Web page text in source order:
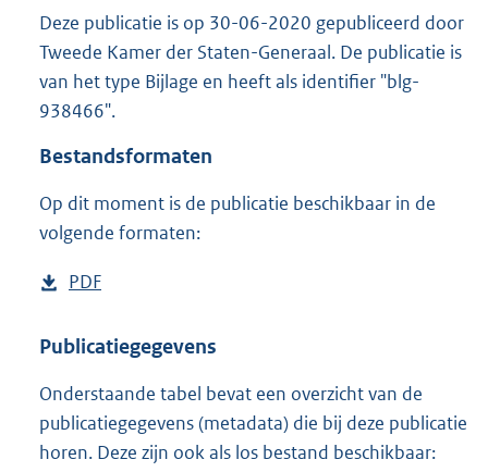
e
:
5
Deze publicatie is op 30-06-2020 gepubliceerd door
Tweede Kamer der Staten-Generaal. De publicatie is
van het type Bijlage en heeft als identifier "blg-
938466".
Bestandsformaten
Op dit moment is de publicatie beschikbaar in de
volgende formaten:
D
w
l
o
a
PDF
s
a
n
d
Publicatiegegevens
Onderstaande tabel bevat een overzicht van de
publicatiegegevens (metadata) die bij deze publicatie
horen. Deze zijn ook als los bestand beschikbaar: